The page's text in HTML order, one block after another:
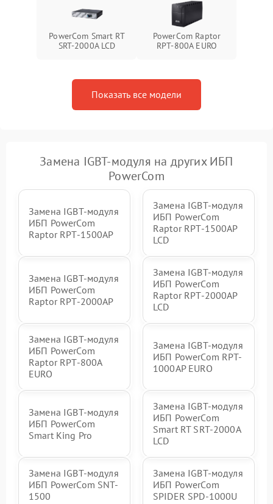
Поломка системы защиты
от перегрузок
Подробнее →
Неисправность системы
Повреждение системы
защиты от перегрева
перенапряжения
PowerCom Smart RT
SRT-2000A LCD
PowerCom Raptor
RPT-800A EURO
Показать все модели
Замена IGBT-модуля на других ИБП
PowerCom
Замена IGBT-модуля
ИБП PowerCom
Raptor RPT-1500AP
Замена IGBT-модуля
ИБП PowerCom
Raptor RPT-1500AP
LCD
Замена IGBT-модуля
ИБП PowerCom
Raptor RPT-2000AP
Замена IGBT-модуля
ИБП PowerCom
Raptor RPT-2000AP
LCD
Замена IGBT-модуля
ИБП PowerCom
Raptor RPT-800A
EURO
Замена IGBT-модуля
ИБП PowerCom RPT-
1000AР EURO
Замена IGBT-модуля
ИБП PowerCom
Smart King Pro
Замена IGBT-модуля
ИБП PowerCom
Smart RT SRT-2000A
LCD
Замена IGBT-модуля
ИБП PowerCom SNT-
1500
Замена IGBT-модуля
ИБП PowerCom
SPIDER SPD-1000U